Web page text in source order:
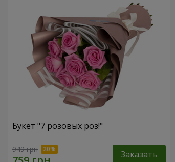
Букет "7 розовых роз!"
949 грн Заказать